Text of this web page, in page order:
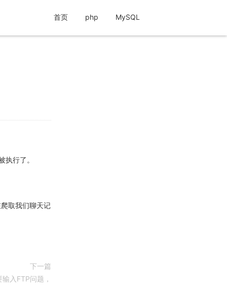
首页 php MySQL
行了。
取我们聊天记
下一篇
入FTP问题，